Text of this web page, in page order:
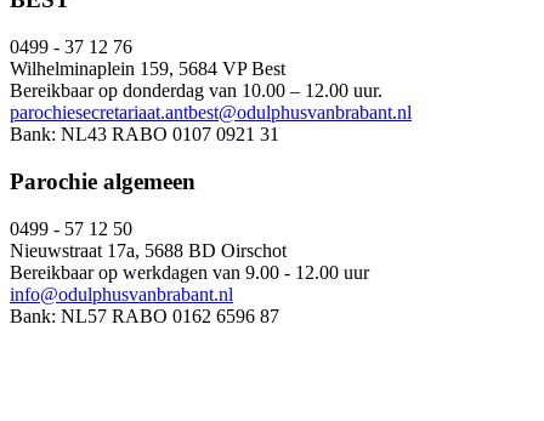
0499 - 37 12 76
Wilhelminaplein 159, 5684 VP Best
Bereikbaar op donderdag van 10.00 – 12.00 uur.
parochiesecretariaat.antbest@odulphusvanbrabant.nl
Bank: NL43 RABO 0107 0921 31
Parochie algemeen
0499 - 57 12 50
Nieuwstraat 17a, 5688 BD Oirschot
Bereikbaar op werkdagen van 9.00 - 12.00 uur
info@odulphusvanbrabant.nl
Bank: NL57 RABO 0162 6596 87